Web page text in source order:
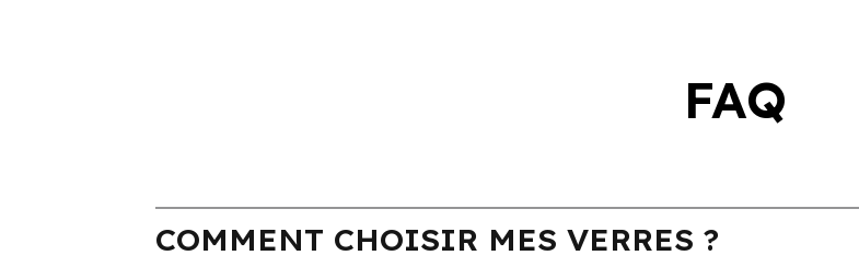
FAQ
COMMENT CHOISIR MES VERRES ?